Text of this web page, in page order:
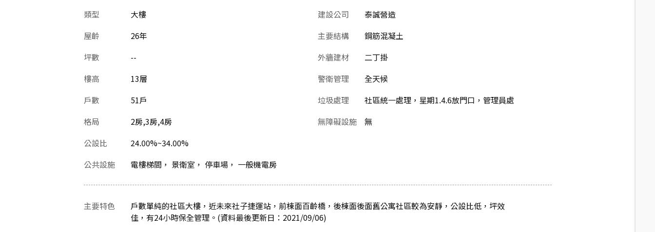
類型
大樓
屋齡
26年
坪數
--
樓高
13層
戶數
51戶
格局
2房,3房,4房
公設比
24.00%~34.00%
建設公司
泰誠營造
主要結構
鋼筋混凝土
外牆建材
二丁掛
警衛管理
全天候
垃圾處理
社區統一處理，星期1.4.6放門口，管理員處
無障礙設施
無
公共設施 電樓梯間， 景衛室， 停車場， 一般機電房
主要特色
戶數單純的社區大樓，近未來社子捷運站，前棟面百齡橋，後棟面後面舊公寓社區較為安靜，公設比低，坪效
佳，有24小時保全管理。(資料最後更新日：2021/09/06)